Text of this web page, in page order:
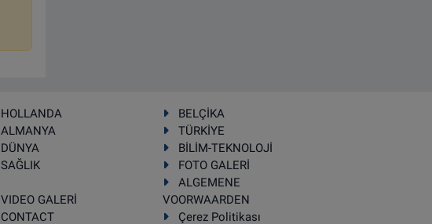
HOLLANDA
BELÇİKA
ALMANYA
TÜRKİYE
DÜNYA
BİLİM-TEKNOLOJİ
SAĞLIK
FOTO GALERİ
VIDEO GALERİ
ALGEMENE
VOORWAARDEN
CONTACT
Çerez Politikası